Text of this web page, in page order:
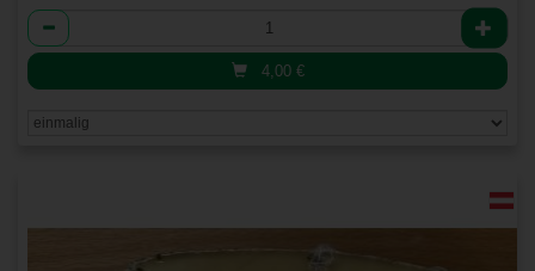
Anzahl
4,00 €